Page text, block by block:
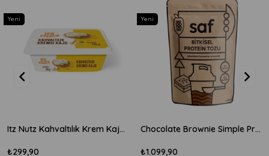
Itz Nutz Kahvaltılık Krem Kaju Peyniri 170gr
₺299,90
Yeni
Chocolate Brownie Simple Protein Mix 600gr
₺1.099,90
Yeni